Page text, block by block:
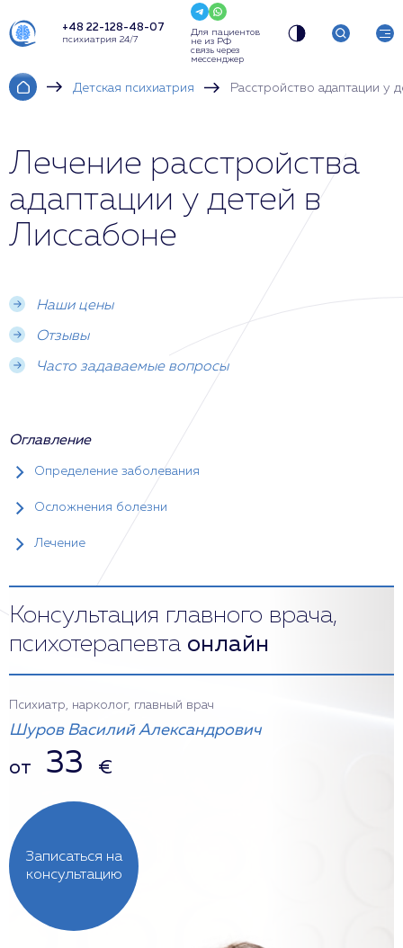
+48 22-128-48-07
психиатрия 24/7
Для пациентов
не из РФ
связь через
мессенджер
Детская психиатрия Расстройство адаптации у
Лечение расстройства
адаптации у детей в
Лиссабоне
Наши цены
Отзывы
Часто задаваемые вопросы
Оглавление
Определение заболевания
Осложнения болезни
Лечение
Консультация главного врача,
психотерапевта онлайн
Записаться на
консультацию
Психиатр, нарколог, главный врач
Шуров Василий Александрович
от 33 €